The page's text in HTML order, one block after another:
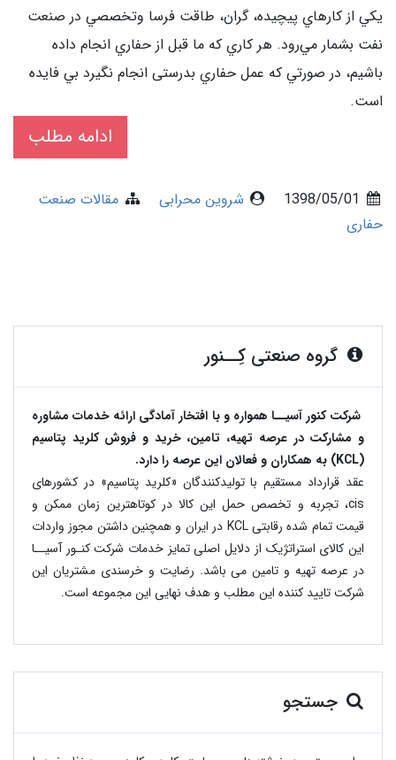
يكي از كارهاي پيچيده، گران، طاقت فرسا وتخصصي در صنعت
نفت بشمار مي‌رود. هر كاري كه ما قبل از حفاري انجام داده
باشيم، در صورتي كه عمل حفاري بدرستی انجام نگيرد بي فايده
است.
ادامه مطلب
شروین محرابی
مقالات صنعت
حفاری
گروه صنعتی کِــنور
شرکت کنور آسیــا همواره و با افتخار آمادگی ارائه خدمات مشاوره
و مشارکت در عرصه تهیه، تامین، خرید و فروش کلرید پتاسیم
(KCL) به همکاران و فعالان این عرصه را دارد.
عقد قرارداد مستقیم با تولیدکنندگان «کلرید پتاسیم» در کشورهای
cis، تجربه و تخصص حمل این کالا در کوتاهترین زمان ممکن و
قیمت تمام شده رقابتی KCL در ایران و همچنین داشتن مجوز واردات
این کالای استراتژیک از دلایل اصلی تمایز خدمات شرکت کنـور آسیــا
در عرصه تهیه و تامین می باشد. رضایت و خرسندی مشتریان این
شرکت تایید کننده این مطلب و هدف نهایی این مجموعه است.
جستجو